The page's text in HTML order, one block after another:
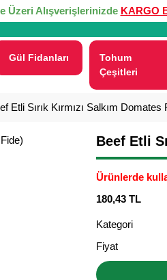
Üzeri Alışverişlerinizde KARGO
Gül Fidanları
Tohum
Çeşitleri
Etli Sırık Kırmızı Salkım
Beef Etli
Ürünlerde
180,43 TL
Kategori
Fiyat